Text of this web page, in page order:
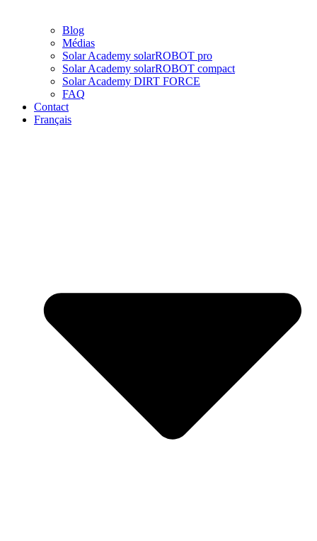
Blog
Médias
Solar Academy solarROBOT pro
Solar Academy solarROBOT compact
Solar Academy DIRT FORCE
FAQ
Contact
Français